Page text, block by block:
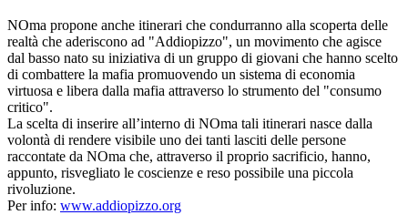
NOma propone anche itinerari che condurranno alla scoperta delle
realtà che aderiscono ad "Addiopizzo", un movimento che agisce
dal basso nato su iniziativa di un gruppo di giovani che hanno scelto
di combattere la mafia promuovendo un sistema di economia
virtuosa e libera dalla mafia attraverso lo strumento del "consumo
critico".
La scelta di inserire all’interno di NOma tali itinerari nasce dalla
volontà di rendere visibile uno dei tanti lasciti delle persone
raccontate da NOma che, attraverso il proprio sacrificio, hanno,
appunto, risvegliato le coscienze e reso possibile una piccola
rivoluzione.
Per info: www.addiopizzo.org